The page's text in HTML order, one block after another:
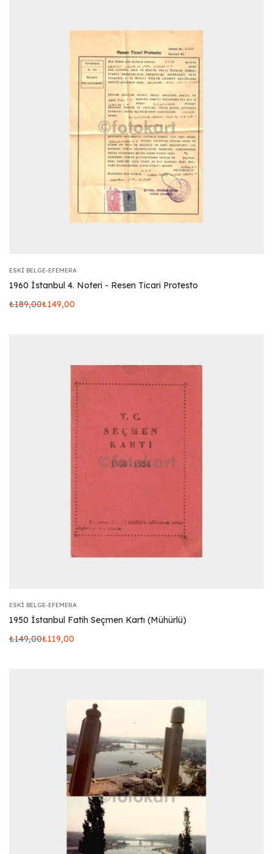
ESKI BELGE-EFEMERA
1960 İstanbul 4. Noteri - Resen Ticari Protesto
₺189,00₺149,00
ESKI BELGE-EFEMERA
1950 İstanbul Fatih Seçmen Kartı (Mühürlü)
₺149,00₺119,00